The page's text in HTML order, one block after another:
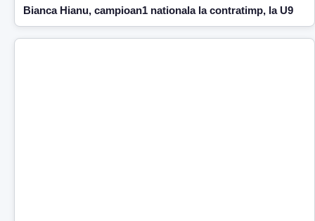
Bianca Hianu, campioan1 nationala la contratimp, la U9